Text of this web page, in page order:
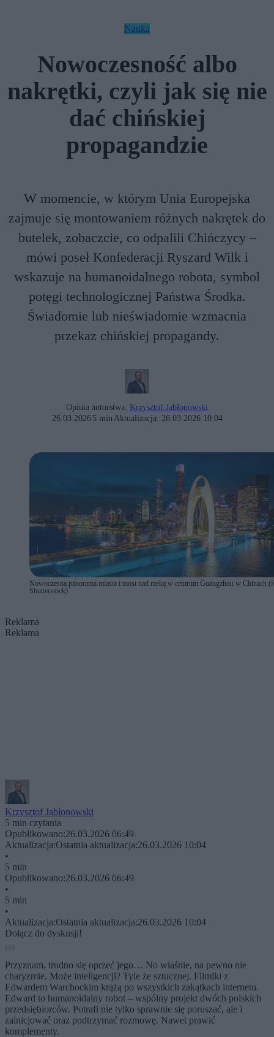
Nauka
Nowoczesność albo
nakrętki, czyli jak się nie
dać chińskiej
propagandzie
W momencie, w którym Unia Europejska
zajmuje się montowaniem różnych nakrętek do
butelek, zobaczcie, co odpalili Chińczycy –
mówi poseł Konfederacji Ryszard Wilk i
wskazuje na humanoidalnego robota, symbol
potęgi technologicznej Państwa Środka.
Świadomie lub nieświadomie wzmacnia
przekaz chińskiej propagandy.
Opinia autorstwa: Krzysztof Jabłonowski
26.03.2026 5 min Aktualizacja: 26.03.2026 10:04
Nowoczesna panorama miasta i most nad rzeką w centrum Guangzhou w Chinach
Shutterstock)
Reklama
Reklama
Krzysztof Jabłonowski
5 min czytania
Opublikowano:26.03.2026 06:49
Aktualizacja:Ostatnia aktualizacja:26.03.2026 10:04
•
5 min
Opublikowano:26.03.2026 06:49
•
5 min
•
Aktualizacja:Ostatnia aktualizacja:26.03.2026 10:04
Dołącz do dyskusji!
Przyznam, trudno się oprzeć jego… No właśnie, na pewno nie
charyzmie. Może inteligencji? Tyle że sztucznej. Filmiki z
Edwardem Warchockim krążą po wszystkich zakątkach internetu.
Edward to humanoidalny robot – wspólny projekt dwóch polskich
przedsiębiorców. Potrafi nie tylko sprawnie się poruszać, ale i
zainicjować oraz podtrzymać rozmowę. Nawet prawić
komplementy.